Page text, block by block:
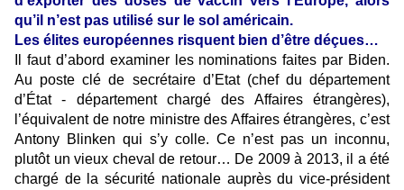
qu’il n’est pas utilisé sur le sol américain.
Les élites européennes risquent bien d’être déçues…
Il faut d’abord examiner les nominations faites par Biden.
Au poste clé de secrétaire d’Etat (chef du département
d’État - département chargé des Affaires étrangères),
l’équivalent de notre ministre des Affaires étrangères, c’est
Antony Blinken qui s’y colle. Ce n’est pas un inconnu,
plutôt un vieux cheval de retour… De 2009 à 2013, il a été
chargé de la sécurité nationale auprès du vice-président